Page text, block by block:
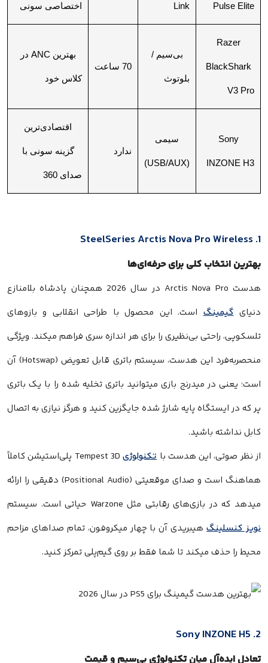
Pulse Elite
Link اختصاصی سونی
Razer
BlackShark
V3 Pro
بی‌سیم /
بلوتوث
70 ساعت
بهترین ANC در
کلاس خود
Sony
INZONE H3
سیمی
(USB/AUX)
ندارد
اقتصادی‌ترین
گزینه سونی با
صدای 360
1. SteelSeries Arctis Nova Pro Wireless
بهترین انتخاب کلی برای حرفه‌ای‌ها
هدست Arctis Nova Pro در سال 2026 همچنان پادشاه بلامنازع
دنیایگیمینگاست. این محصول با طراحی انقلابی و بازوهای
تلسکوپی، راحتی بی‌نظیری را برای هر اندازه سری فراهم میکند. ویژگی
منحصر‌به‌فرد این هدست، سیستم باتری قابل تعویض (Hotswap) آن
است؛ یعنی در میدرنج بازی میتوانید باتری تخلیه شده را با یک باتری
پر که در ایستگاه پایه شارژ شده جایگزین کنید و هرگز نیازی به اتصال
کابل نداشته باشید.
از نظر صوتی، این هدست باتکنولوژی
Tempest 3D پلی‌استیشن کاملاً
هماهنگ است و صدای موقعیتی (Positional Audio) دقیقی را ارائه
میدهد که در بازی‌های رقابتی مثل Warzone حیاتی است. سیستم
نویز کنسلینگهیبریدی آن با چهار میکروفون، تمام صداهای مزاحم
محیط را حذف میکند تا شما فقط بر روی گیم‌پلی تمرکز کنید.
2. Sony INZONE H5
تعادل ایده‌آل میان تکنولوژی بی‌سیم و قیمت